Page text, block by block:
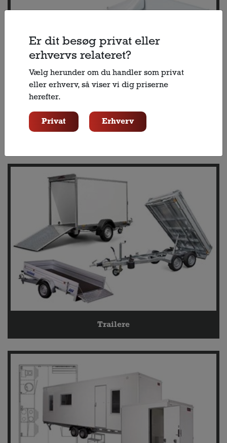
Trailere
Er dit besøg privat eller
erhvervs relateret?
Vælg herunder om du handler som privat
eller erhverv, så viser vi dig priserne
herefter.
Privat Erhverv